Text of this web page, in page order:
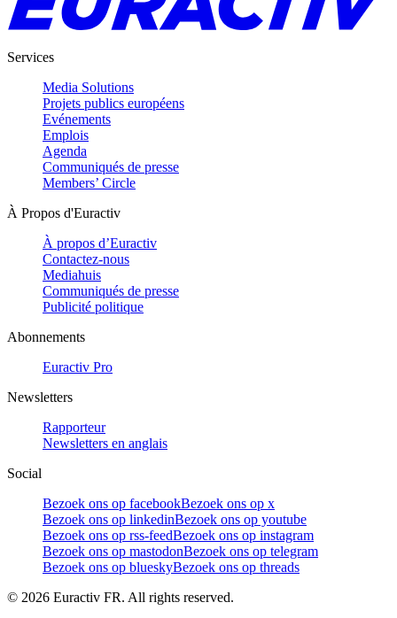
Services
Media Solutions
Projets publics européens
Evénements
Emplois
Agenda
Communiqués de presse
Members’ Circle
À Propos d'Euractiv
À propos d’Euractiv
Contactez-nous
Mediahuis
Communiqués de presse
Publicité politique
Abonnements
Euractiv Pro
Newsletters
Rapporteur
Newsletters en anglais
Social
Bezoek ons op facebookBezoek ons op x
Bezoek ons op linkedinBezoek ons op youtube
Bezoek ons op rss-feedBezoek ons op instagram
Bezoek ons op mastodonBezoek ons op telegram
Bezoek ons op blueskyBezoek ons op threads
© 2026 Euractiv FR. All rights reserved.